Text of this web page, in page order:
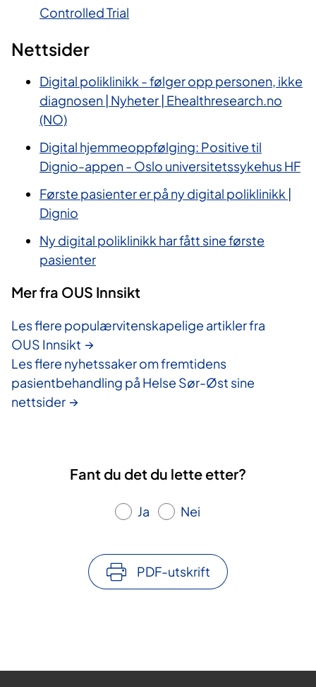
Controlled Trial
Nettsider
Digital poliklinikk - følger opp personen, ikke
diagnosen | Nyheter | Ehealthresearch.no
(NO)
Digital hjemmeoppfølging: Positive til
Dignio-appen - Oslo universitetssykehus HF
Første pasienter er på ny digital poliklinikk |
Dignio
Ny digital poliklinikk har fått sine første
pasienter
Mer fra OUS Innsikt
Les flere populærvitenskapelige artikler fra
OUS Innsikt
Les flere nyhetssaker om fremtidens
pasientbehandling på Helse Sør-Øst sine
nettsider
Fant du det du lette etter?
Ja Nei
PDF-utskrift